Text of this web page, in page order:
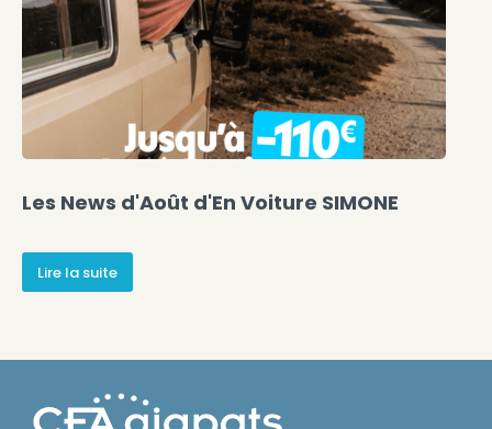
Les News d'Août d'En Voiture SIMONE
Lire la suite